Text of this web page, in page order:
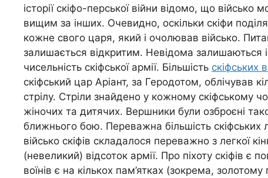
історії скіфо-перської війни відомо, що
вищим за інших. Очевидно, оскільки скіфи
кожне свого царя, який і очолював військо.
залишається відкритим. Невідома залишаються і
чисельність скіфської армії. Більшість скіфських
скіфський цар Аріант, за Геродотом, облічував
стрілу. Стріли знайдено у кожному скіфському
жіночих та дитячих. Вершники були озброєні
ближнього бою. Переважна більшість скіфських
військо скіфів складалося переважно з легкої
(невеликий) відсоток армії. Про піхоту скіфів є
воїнів є на кількох пам’ятках (зокрема,